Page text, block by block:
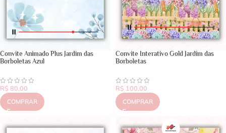
Convite Animado Plus Jardim das
Borboletas Azul
R$ 80,00
COMPRAR
Convite Interativo Gold Jardim das
Borboletas
R$ 100,00
COMPRAR